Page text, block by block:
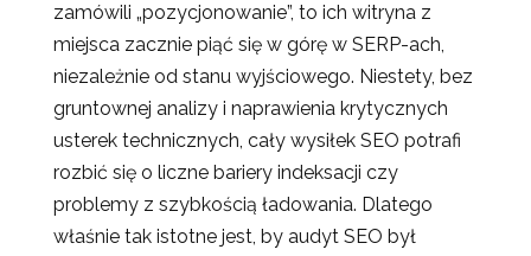
zamówili „pozycjonowanie”, to ich witryna z
miejsca zacznie piąć się w górę w SERP-ach,
niezależnie od stanu wyjściowego. Niestety, bez
gruntownej analizy i naprawienia krytycznych
usterek technicznych, cały wysiłek SEO potrafi
rozbić się o liczne bariery indeksacji czy
problemy z szybkością ładowania. Dlatego
właśnie tak istotne jest, by audyt SEO był